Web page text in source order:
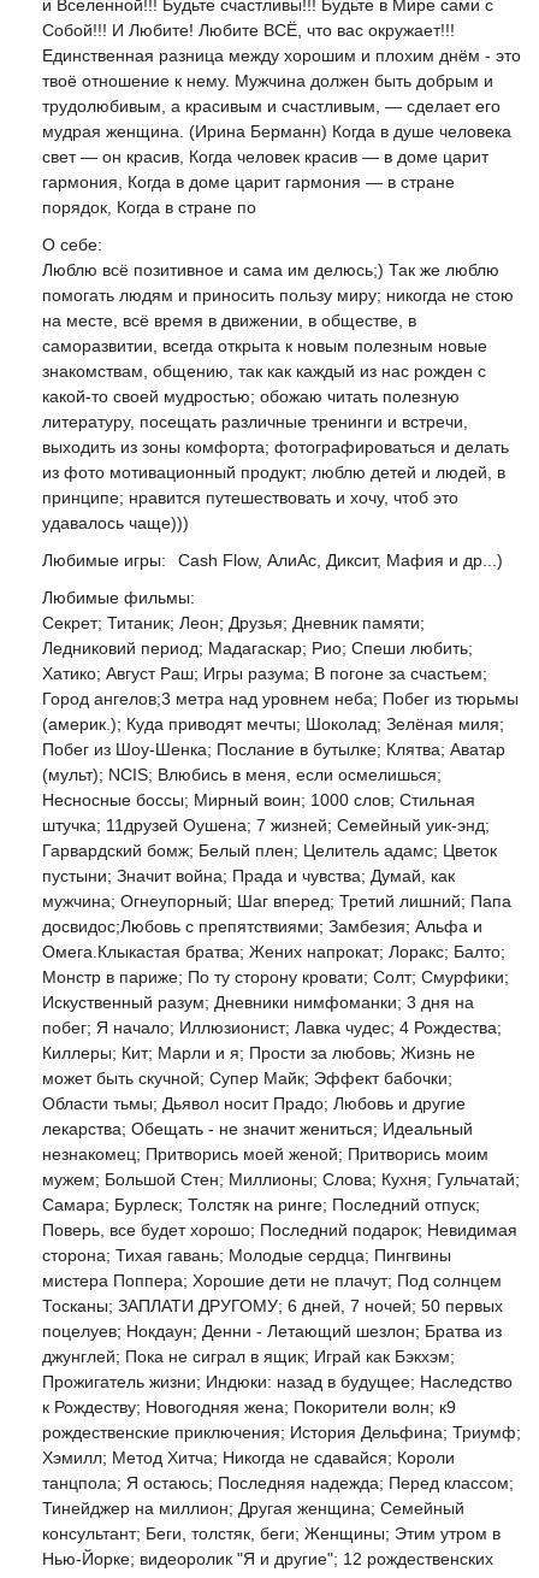
и Вселенной!!! Будьте счастливы!!! Будьте в Мире сами с
Собой!!! И Любите! Любите ВСЁ, что вас окружает!!!
Единственная разница между хорошим и плохим днём - это
твоё отношение к нему. Мужчина должен быть добрым и
трудолюбивым, а красивым и счастливым, — сделает его
мудрая женщина. (Ирина Берманн) Когда в душе человека
свет — он красив, Когда человек красив — в доме царит
гармония, Когда в доме царит гармония — в стране
порядок, Когда в стране по
О себе:
Люблю всё позитивное и сама им делюсь;) Так же люблю
помогать людям и приносить пользу миру; никогда не стою
на месте, всё время в движении, в обществе, в
саморазвитии, всегда открыта к новым полезным новые
знакомствам, общению, так как каждый из нас рожден с
какой-то своей мудростью; обожаю читать полезную
литературу, посещать различные тренинги и встречи,
выходить из зоны комфорта; фотографироваться и делать
из фото мотивационный продукт; люблю детей и людей, в
принципе; нравится путешествовать и хочу, чтоб это
удавалось чаще)))
Любимые игры:
Cash Flow, АлиАс, Диксит, Мафия и др...)
Любимые фильмы:
Секрет; Титаник; Леон; Друзья; Дневник памяти;
Ледниковий период; Мадагаскар; Рио; Спеши любить;
Хатико; Август Раш; Игры разума; В погоне за счастьем;
Город ангелов;3 метра над уровнем неба; Побег из тюрьмы
(америк.); Куда приводят мечты; Шоколад; Зелёная миля;
Побег из Шоу-Шенка; Послание в бутылке; Клятва; Аватар
(мульт); NCIS; Влюбись в меня, если осмелишься;
Несносные боссы; Мирный воин; 1000 слов; Стильная
штучка; 11друзей Оушена; 7 жизней; Cемейный уик-энд;
Гарвардский бомж; Белый плен; Целитель адамс; Цветок
пустыни; Значит война; Прада и чувства; Думай, как
мужчина; Огнеупорный; Шаг вперед; Третий лишний; Папа
досвидос;Любовь с препятствиями; Замбезия; Альфа и
Омега.Клыкастая братва; Жених напрокат; Лоракс; Балто;
Монстр в париже; По ту сторону кровати; Солт; Смурфики;
Искуственный разум; Дневники нимфоманки; 3 дня на
побег; Я начало; Иллюзионист; Лавка чудес; 4 Рождества;
Киллеры; Кит; Марли и я; Прости за любовь; Жизнь не
может быть скучной; Супер Майк; Эффект бабочки;
Области тьмы; Дьявол носит Прадо; Любовь и другие
лекарства; Обещать - не значит жениться; Идеальный
незнакомец; Притворись моей женой; Притворись моим
мужем; Большой Стен; Миллионы; Слова; Кухня; Гульчатай;
Самара; Бурлеск; Толстяк на ринге; Последний отпуск;
Поверь, все будет хорошо; Последний подарок; Невидимая
сторона; Тихая гавань; Молодые сердца; Пингвины
мистера Поппера; Хорошие дети не плачут; Под солнцем
Тосканы; ЗАПЛАТИ ДРУГОМУ; 6 дней, 7 ночей; 50 первых
поцелуев; Нокдаун; Денни - Летающий шезлон; Братва из
джунглей; Пока не сиграл в ящик; Играй как Бэкхэм;
Прожигатель жизни; Индюки: назад в будущее; Наследство
к Рождеству; Новогодняя жена; Покорители волн; к9
рождественские приключения; История Дельфина; Триумф;
Хэмилл; Метод Хитча; Никогда не сдавайся; Короли
танцпола; Я остаюсь; Последняя надежда; Перед классом;
Тинейджер на миллион; Другая женщина; Семейный
консультант; Беги, толстяк, беги; Женщины; Этим утром в
Нью-Йорке; видеоролик "Я и другие"; 12 рождественских